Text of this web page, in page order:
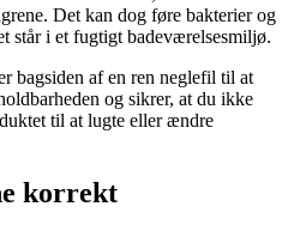
Det kan dog føre bakterier og
står i et fugtigt badeværelsesmiljø.
bagsiden af en ren neglefil til at
og sikrer, at du ikke
til at lugte eller ændre
korrekt